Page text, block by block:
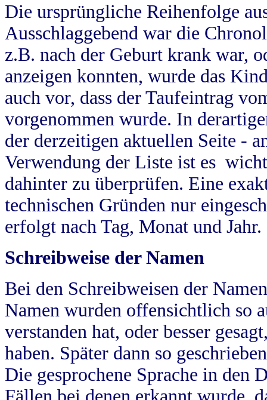
Die ursprüngliche Reihenfolge
Ausschlaggebend war die
z.B. nach der Geburt krank war,
anzeigen konnten, wurde das
auch vor, dass der Taufeintrag
vorgenommen wurde. In
der derzeitigen aktuellen Seite -
Verwendung der Liste ist es
dahinter zu überprüfen. Eine
technischen Gründen nur
erfolgt nach Tag, Monat und Jahr.
Schreibweise der Namen
Bei den Schreibweisen der
Namen wurden offensichtlich so
verstanden hat, oder besser
haben. Später dann so
Die gesprochene Sprache in